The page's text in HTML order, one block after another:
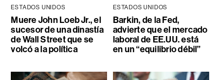
ESTADOS UNIDOS
Muere John Loeb Jr., el
sucesor de una dinastía
de Wall Street que se
volcó a la política
ESTADOS UNIDOS
Barkin, de la Fed,
advierte que el mercado
laboral de EE.UU. está
en un “equilibrio débil”